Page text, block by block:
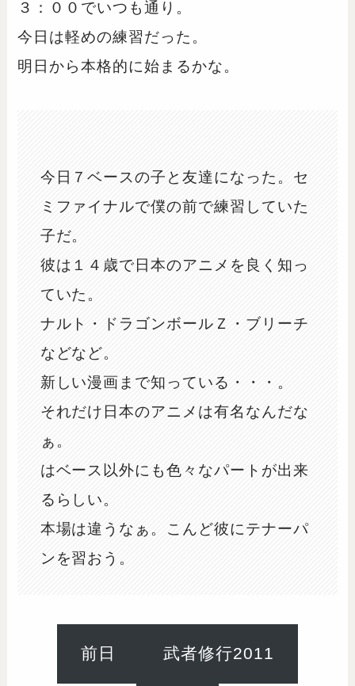
３：００でいつも通り。
今日は軽めの練習だった。
明日から本格的に始まるかな。
今日７ベースの子と友達になった。セ
ミファイナルで僕の前で練習していた
子だ。
彼は１４歳で日本のアニメを良く知っ
ていた。
ナルト・ドラゴンボールＺ・ブリーチ
などなど。
新しい漫画まで知っている・・・。
それだけ日本のアニメは有名なんだな
ぁ。
はベース以外にも色々なパートが出来
るらしい。
本場は違うなぁ。こんど彼にテナーパ
ンを習おう。
前日 武者修行2011